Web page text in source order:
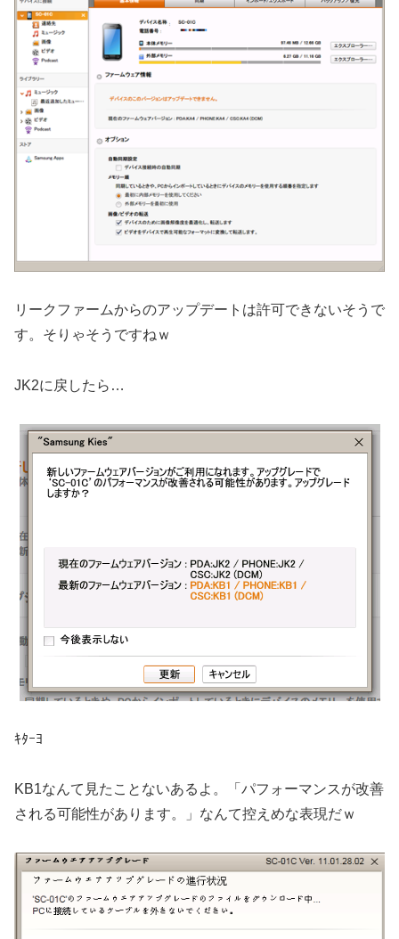
リークファームからのアップデートは許可できないそうで
す。そりゃそうですねｗ
JK2に戻したら…
ｷﾀｰﾖ
KB1なんて見たことないあるよ。「パフォーマンスが改善
される可能性があります。」なんて控えめな表現だｗ